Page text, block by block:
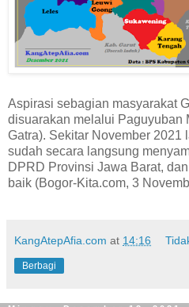
Aspirasi sebagian masyarakat
disuarakan melalui Paguyuban
Gatra). Sekitar November 2021
sudah secara langsung
DPRD Provinsi Jawa Barat,
baik (Bogor-Kita.com, 3
KangAtepAfia.com at 14:16
Berbagi